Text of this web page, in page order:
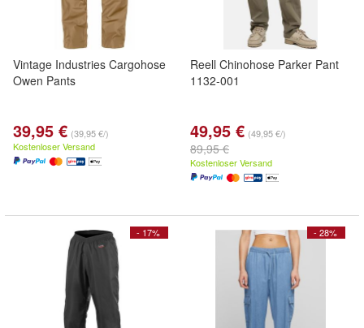
Vintage Industries Cargohose
Owen Pants
39,95 € (39,95 €/)
Kostenloser Versand
Reell Chinohose Parker Pant
1132-001
49,95 € (49,95 €/)
89,95 €
Kostenloser Versand
- 17% - 28%